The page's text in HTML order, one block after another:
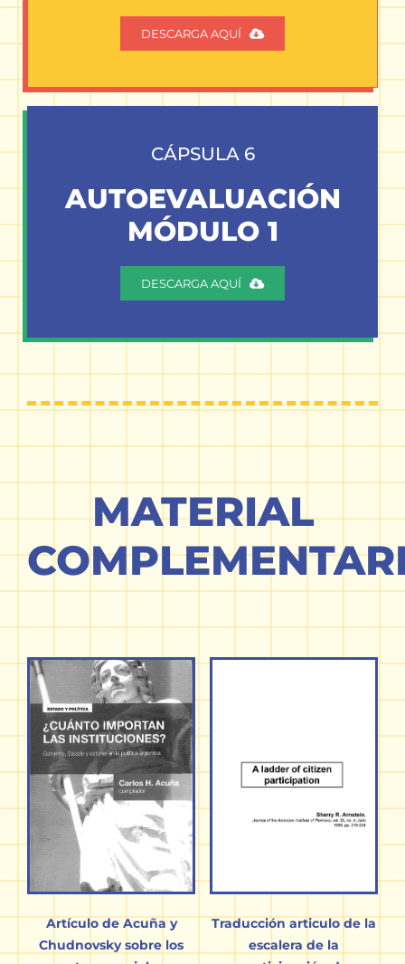
DESCARGA AQUÍ
CÁPSULA 6
AUTOEVALUACIÓN
MÓDULO 1
DESCARGA AQUÍ
MATERIAL
Artículo de Acuña y
Chudnovsky sobre los
Traducción articulo de la
escalera de la